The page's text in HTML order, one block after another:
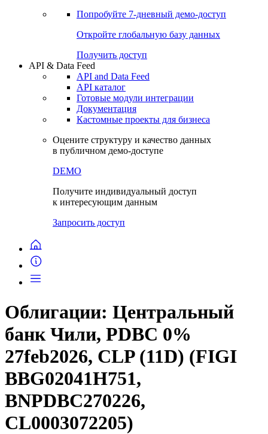
Попробуйте 7-дневный демо-доступ
Откройте глобальную базу данных
Получить доступ
API & Data Feed
API and Data Feed
API каталог
Готовые модули интеграции
Документация
Кастомные проекты для бизнеса
Оцените структуру и качество данных
в публичном демо-доступе
DEMO
Получите индивидуальный доступ
к интересующим данным
Запросить доступ
Облигации: Центральный
банк Чили, PDBC 0%
27feb2026, CLP (11D) (FIGI
BBG02041H751,
BNPDBC270226,
CL0003072205)